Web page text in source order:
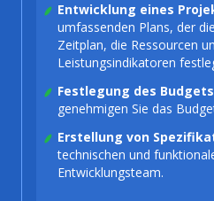
Entwicklung eines
umfassenden Plans, der
Zeitplan, die Ressourcen
Leistungsindikatoren
Festlegung des Budgets
genehmigen Sie das
Erstellung von
technischen und
Entwicklungsteam.